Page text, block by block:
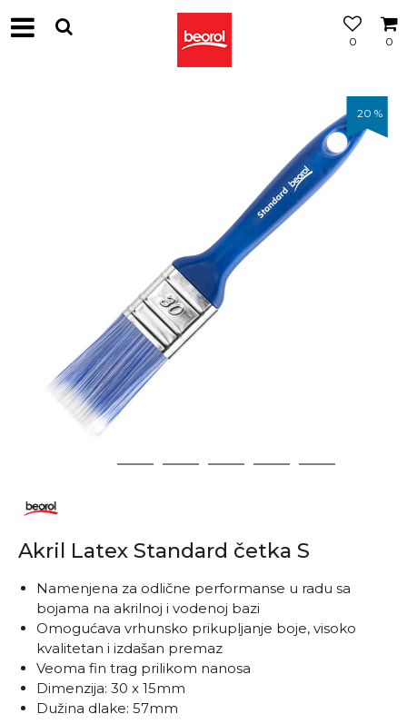
0
0
2 3 4 5 6
20 %
Akril Latex Standard četka S
Namenjena za odlične performanse u radu sa
bojama na akrilnoj i vodenoj bazi
Omogućava vrhunsko prikupljanje boje, visoko
kvalitetan i izdašan premaz
Veoma fin trag prilikom nanosa
Dimenzija: 30 x 15mm
Dužina dlake: 57mm